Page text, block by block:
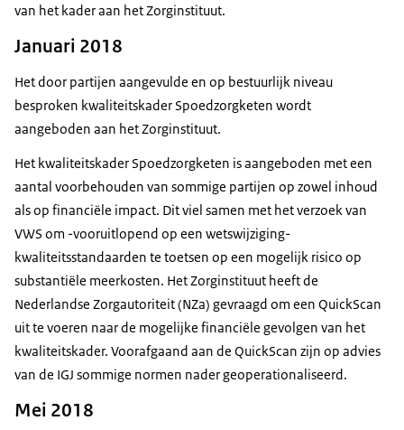
van het kader aan het Zorginstituut.
Januari 2018
Het door partijen aangevulde en op bestuurlijk niveau
besproken kwaliteitskader Spoedzorgketen wordt
aangeboden aan het Zorginstituut.
Het kwaliteitskader Spoedzorgketen is aangeboden met een
aantal voorbehouden van sommige partijen op zowel inhoud
als op financiële impact. Dit viel samen met het verzoek van
VWS om -vooruitlopend op een wetswijziging-
kwaliteitsstandaarden te toetsen op een mogelijk risico op
substantiële meerkosten. Het Zorginstituut heeft de
Nederlandse Zorgautoriteit (NZa) gevraagd om een QuickScan
uit te voeren naar de mogelijke financiële gevolgen van het
kwaliteitskader. Voorafgaand aan de QuickScan zijn op advies
van de IGJ sommige normen nader geoperationaliseerd.
Mei 2018